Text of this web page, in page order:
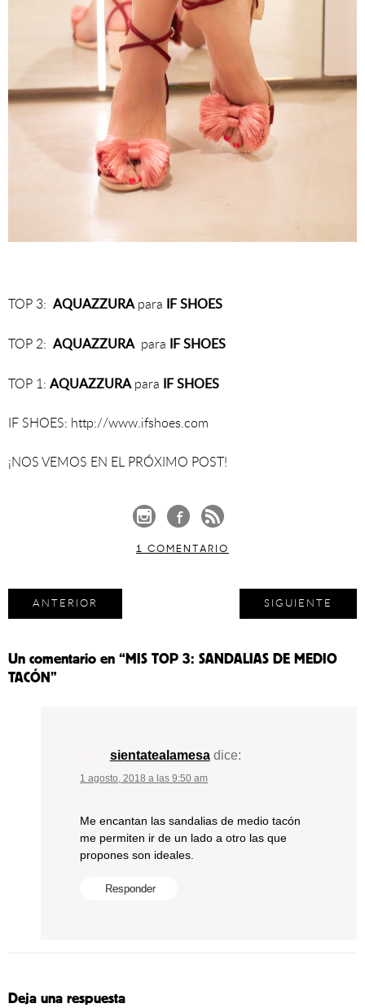
TOP 3: AQUAZZURA para IF SHOES
TOP 2: AQUAZZURA para IF SHOES
TOP 1: AQUAZZURA para IF SHOES
IF SHOES: http://www.ifshoes.com
¡NOS VEMOS EN EL PRÓXIMO POST!
1 COMENTARIO
SIGUIENTE
ANTERIOR
Un comentario en “MIS TOP 3: SANDALIAS DE MEDIO
TACÓN”
sientatealamesa dice:
1 agosto, 2018 a las 9:50 am
Me encantan las sandalias de medio tacón
me permiten ir de un lado a otro las que
propones son ideales.
Responder
Deja una respuesta